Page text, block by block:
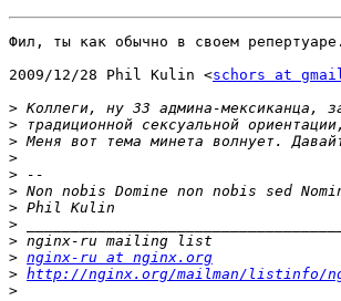
Фил, ты как обычно в своем
2009/12/28 Phil Kulin <schors at
>
>
>
>
>
>
>
>
>
> nginx-ru at nginx.org
> http://nginx.org/mailman/listinfo/
>